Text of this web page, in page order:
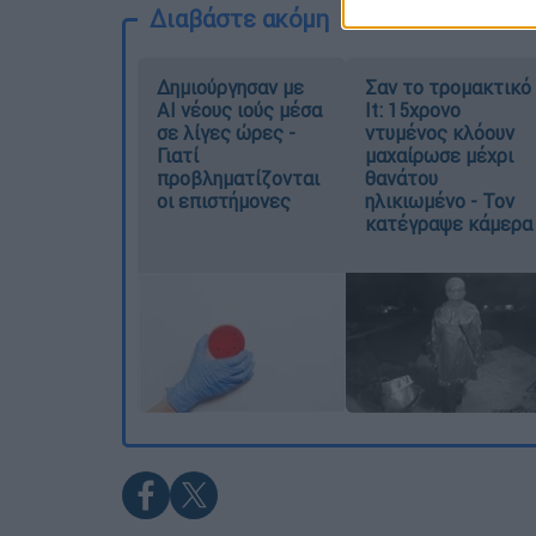
Διαβάστε ακόμη
Δημιούργησαν με
AI νέους ιούς μέσα
σε λίγες ώρες -
Γιατί
προβληματίζονται
οι επιστήμονες
Σαν το τρομακτικό
It: 15χρονο
ντυμένος κλόουν
μαχαίρωσε μέχρι
θανάτου
ηλικιωμένο - Τον
κατέγραψε κάμερα